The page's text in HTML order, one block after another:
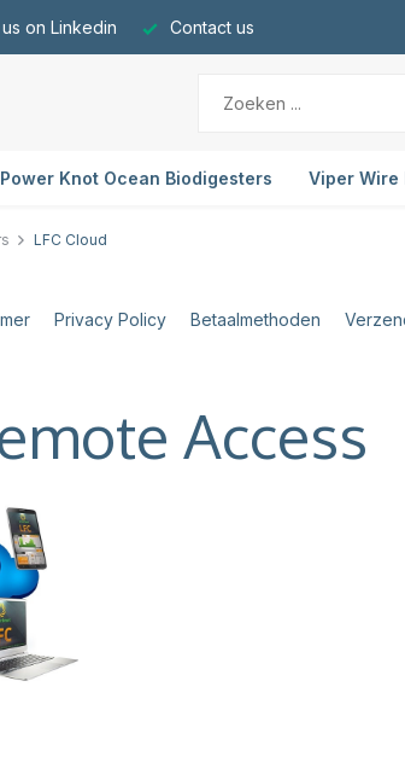
on Linkedin Contact us
Power Knot Ocean Biodigesters Viper Wire
LFC Cloud
Privacy Policy Betaalmethoden
Access